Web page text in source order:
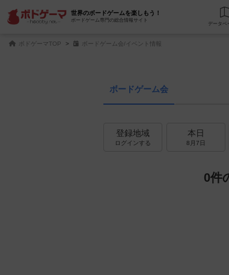
世界のボードゲームを楽しもう！
ボードゲーム専門の総合情報サイト
ボドゲーマTOP ボードゲーム会/イベント情報
ボードゲーム会
登録地域
ログインする
本日
8月7日
0件